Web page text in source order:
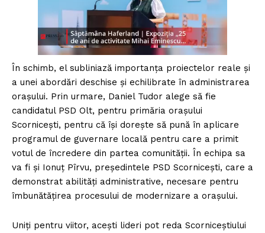
În schimb, el subliniază importanța proiectelor reale și
a unei abordări deschise și echilibrate în administrarea
orașului. Prin urmare, Daniel Tudor alege să fie
candidatul PSD Olt, pentru primăria orașului
Scornicești, pentru că își dorește să pună în aplicare
programul de guvernare locală pentru care a primit
votul de încredere din partea comunității. În echipa sa
va fi și Ionuț Pîrvu, președintele PSD Scornicești, care a
demonstrat abilități administrative, necesare pentru
îmbunătățirea procesului de modernizare a orașului.
Uniți pentru viitor, acești lideri pot reda Scorniceștiului